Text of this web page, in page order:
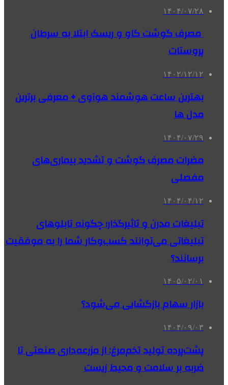
۱۴۰۴/۰۷/۲۸
مصرف گوشت گاو و ریسک ابتلا به سرطان
پروستات
۱۴۰۲/۱۲/۱۲
بهترین ساعت هوشمند هوآوی + معرفی برترین
مدل ها
۱۴۰۴/۰۷/۲۹
مضرات مصرف گوشت و تشدید بیماری‌های
مفصلی
۱۴۰۴/۰۴/۱۲
تبلیغات مدرن و تاثیرگذار؛ چگونه تابلوهای
تبلیغاتی می‌توانند کسب‌وکار شما را به موفقیت
برسانند؟
۱۴۰۵/۰۲/۰۱
بازار سهام بازگشایی می‌شود؟
۱۴۰۴/۰۹/۰۳
پشت‌پرده تولید تخم‌مرغ: از مزرعه‌داری صنعتی تا
ضربه بر سلامت و محیط زیست